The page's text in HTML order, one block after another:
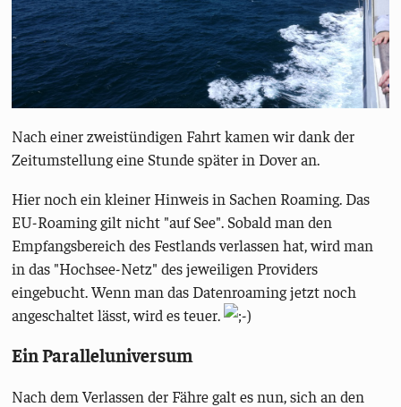
Nach einer zweistündigen Fahrt kamen wir dank der
Zeitumstellung eine Stunde später in Dover an.
Hier noch ein kleiner Hinweis in Sachen Roaming. Das
EU-Roaming gilt nicht "auf See". Sobald man den
Empfangsbereich des Festlands verlassen hat, wird man
in das "Hochsee-Netz" des jeweiligen Providers
eingebucht. Wenn man das Datenroaming jetzt noch
angeschaltet lässt, wird es teuer.
Ein Paralleluniversum
Nach dem Verlassen der Fähre galt es nun, sich an den